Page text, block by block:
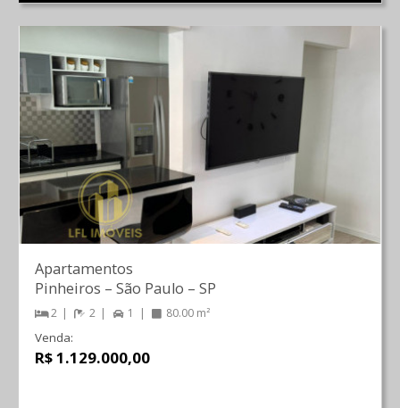
Apartamentos
Pinheiros – São Paulo – SP
2 2 1 80.00 m²
Venda:
R$ 1.129.000,00